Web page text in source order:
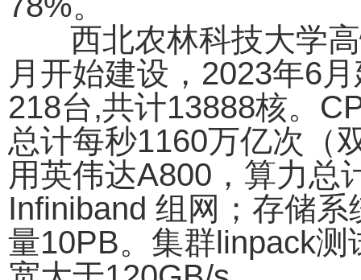
西北农林科技大学
月开始建设，2023年6
218台,共计13888核。
总计每秒1160万亿次（
用英伟达A800，算力总
Infiniband 组网；存储
量10PB。集群linpack